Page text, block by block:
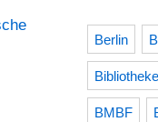
Berlin
BMBF